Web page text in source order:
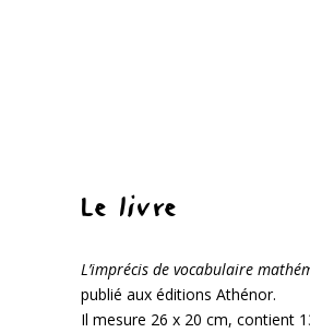
Le livre
L’imprécis de vocabulaire
publié aux éditions Athénor.
Il mesure 26 x 20 cm, contient